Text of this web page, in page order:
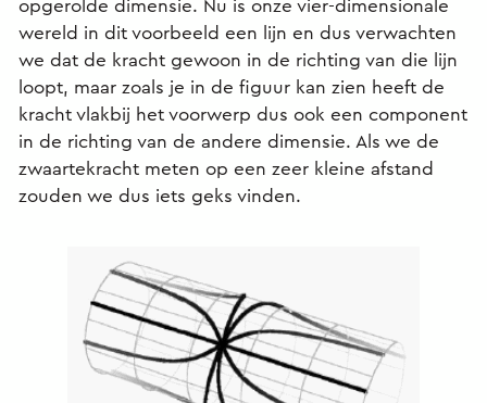
opgerolde dimensie. Nu is onze vier-dimensionale
wereld in dit voorbeeld een lijn en dus verwachten
we dat de kracht gewoon in de richting van die lijn
loopt, maar zoals je in de figuur kan zien heeft de
kracht vlakbij het voorwerp dus ook een component
in de richting van de andere dimensie. Als we de
zwaartekracht meten op een zeer kleine afstand
zouden we dus iets geks vinden.